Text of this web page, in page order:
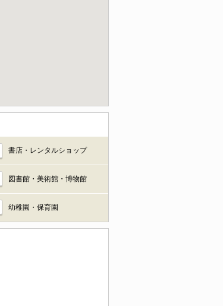
書店・レンタルショップ
図書館・美術館・博物館
幼稚園・保育園